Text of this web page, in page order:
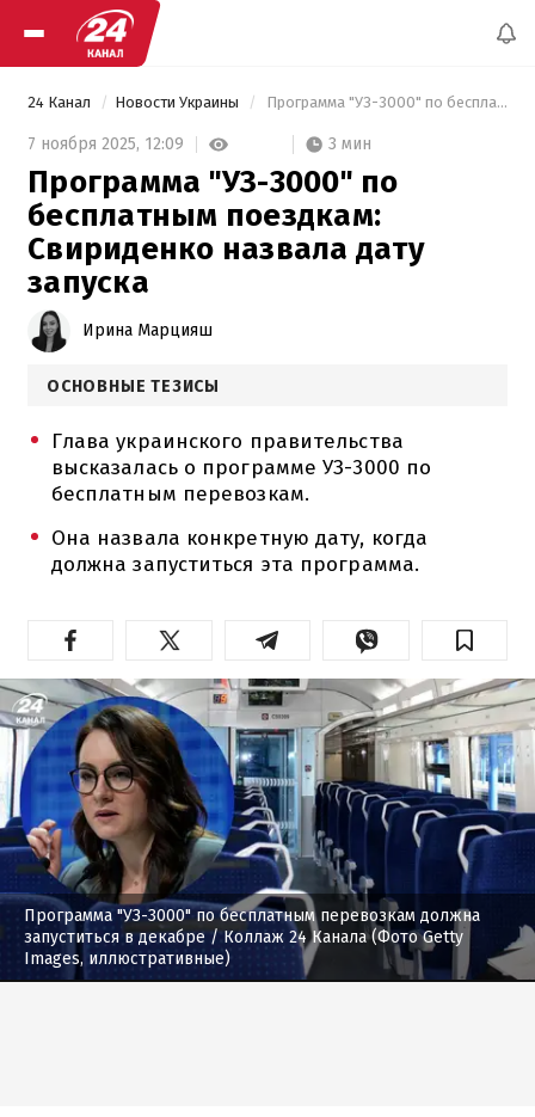
24 Канал Новости Украины Программа "УЗ-3000" по бесплатным поездкам: Свириденко назвала дату запуска
7 ноября 2025, 12:09 3 мин
Программа "УЗ-3000" по
бесплатным поездкам:
Свириденко назвала дату
запуска
Ирина Марцияш
ОСНОВНЫЕ ТЕЗИСЫ
Глава украинского правительства
высказалась о программе УЗ-3000 по
бесплатным перевозкам.
Она назвала конкретную дату, когда
должна запуститься эта программа.
Программа "УЗ-3000" по бесплатным перевозкам должна
запуститься в декабре / Коллаж 24 Канала (Фото Getty
Images, иллюстративные)